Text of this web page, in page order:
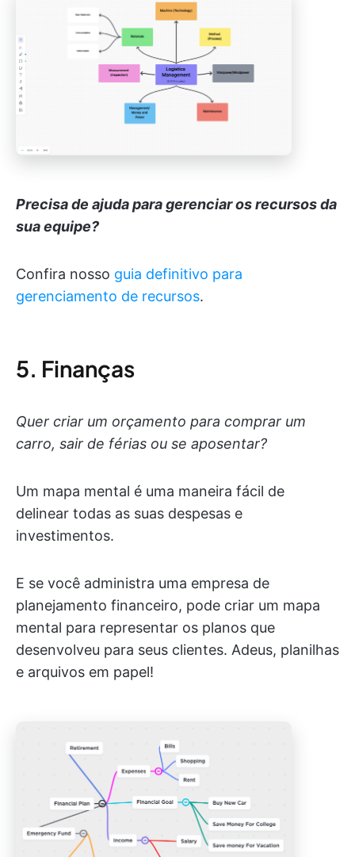
Precisa de ajuda para gerenciar os recursos da
sua equipe?
Confira nosso guia definitivo para
gerenciamento de recursos.
5. Finanças
Quer criar um orçamento para comprar um
carro, sair de férias ou se aposentar?
Um mapa mental é uma maneira fácil de
delinear todas as suas despesas e
investimentos.
E se você administra uma empresa de
planejamento financeiro, pode criar um mapa
mental para representar os planos que
desenvolveu para seus clientes. Adeus, planilhas
e arquivos em papel!